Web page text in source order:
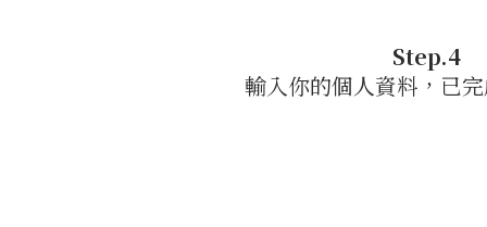
Step.4
輸入你的個人資料，已完